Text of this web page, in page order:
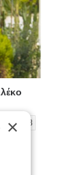
66 68
×